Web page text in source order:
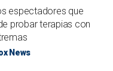
espectadores que
probar terapias con
News